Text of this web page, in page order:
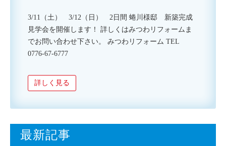
3/11（土） 3/12（日） 2日間 蜷川様邸 新築完成
見学会を開催します！ 詳しくはみつわリフォームま
でお問い合わせ下さい。 みつわリフォーム TEL
0776-67-6777
詳しく見る
最新記事